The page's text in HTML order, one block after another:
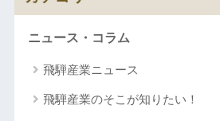
ニュース・コラム
飛騨産業ニュース
飛騨産業のそこが知りたい！